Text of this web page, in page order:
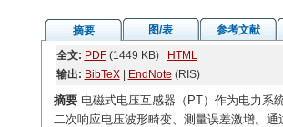
摘要 图/表
参考文献
全文: PDF(1449 KB)
HTML
输出: BibTeX| EndNote (RIS)
摘要电磁式电压互感器（PT）作为电力系
二次响应电压波形畸变、测量误差激增。